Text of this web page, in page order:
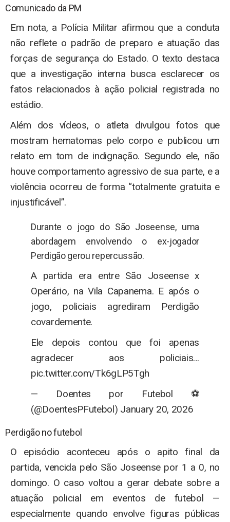
Comunicado da PM
Em nota, a Polícia Militar afirmou que a conduta
não reflete o padrão de preparo e atuação das
forças de segurança do Estado. O texto destaca
que a investigação interna busca esclarecer os
fatos relacionados à ação policial registrada no
estádio.
Além dos vídeos, o atleta divulgou fotos que
mostram hematomas pelo corpo e publicou um
relato em tom de indignação. Segundo ele, não
houve comportamento agressivo de sua parte, e a
violência ocorreu de forma “totalmente gratuita e
injustificável”.
Durante o jogo do São Joseense, uma
abordagem envolvendo o ex-jogador
Perdigão gerou repercussão.
A partida era entre São Joseense x
Operário, na Vila Capanema. E após o
jogo, policiais agrediram Perdigão
covardemente.
Ele depois contou que foi apenas
agradecer aos policiais…
pic.twitter.com/Tk6gLP5Tgh
— Doentes por Futebol ⚽
(@DoentesPFutebol) January 20, 2026
Perdigão no futebol
O episódio aconteceu após o apito final da
partida, vencida pelo São Joseense por 1 a 0, no
domingo. O caso voltou a gerar debate sobre a
atuação policial em eventos de futebol —
especialmente quando envolve figuras públicas